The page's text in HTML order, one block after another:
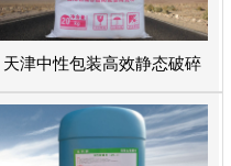
天津中性包装高效静态破碎
剂